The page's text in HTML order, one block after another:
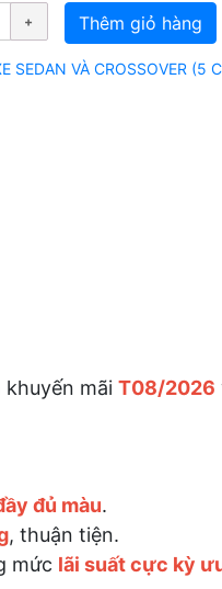
Thêm giỏ hàng
SEDAN VÀ CROSSOVER (5
mãi T08/2026
đủ màu.
, thuận tiện.
mức lãi suất cực kỳ